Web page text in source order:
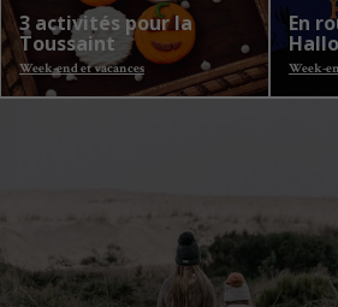
3 activités pour la
Toussaint
Week-end et vacances
En
Week-